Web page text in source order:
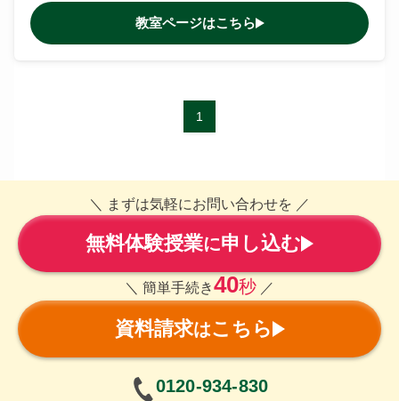
教室ページはこちら
1
＼ まずは気軽にお問い合わせを ／
無料体験授業に申し込む
＼ 簡単手続き40秒 ／
資料請求はこちら
0120-934-830